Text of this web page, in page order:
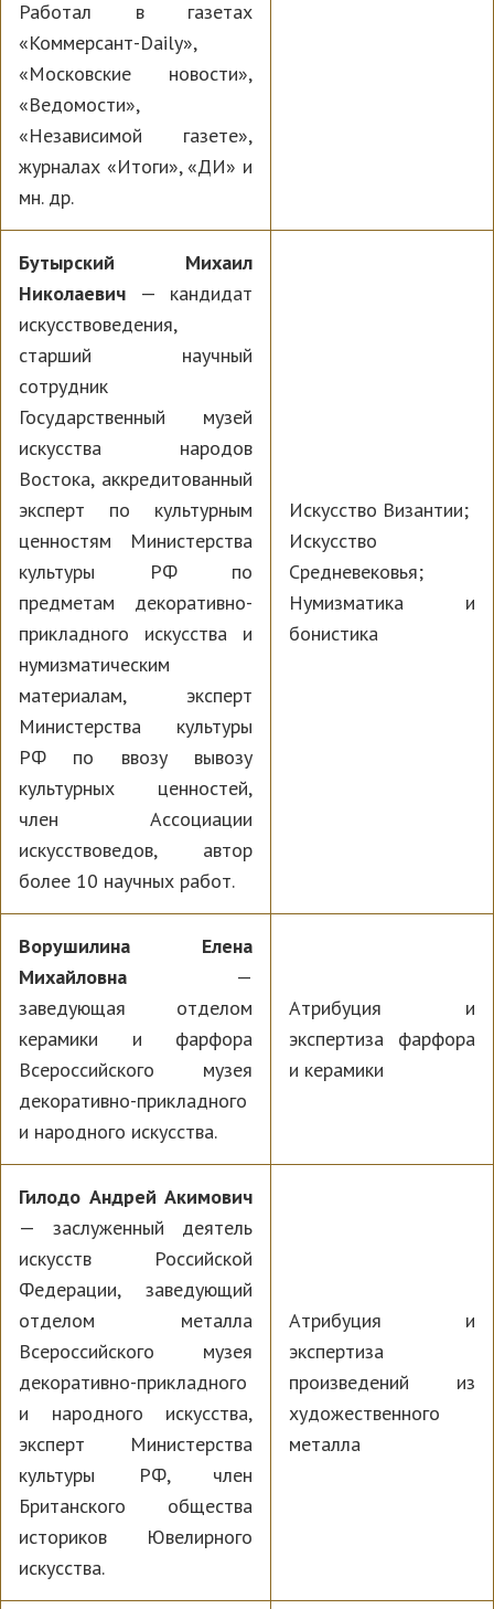
Работал в газетах
«Коммерсант-Daily»,
«Московские новости»,
«Ведомости»,
«Независимой газете»,
журналах «Итоги», «ДИ» и
мн. др.
Бутырский Михаил
Николаевич — кандидат
искусствоведения,
старший научный
сотрудник
Государственный музей
искусства народов
Востока, аккредитованный
эксперт по культурным
ценностям Министерства
культуры РФ по
предметам декоративно-
прикладного искусства и
нумизматическим
материалам, эксперт
Министерства культуры
РФ по ввозу вывозу
культурных ценностей,
член Ассоциации
искусствоведов, автор
более 10 научных работ.
Искусство Византии;
Искусство
Средневековья;
Нумизматика и
бонистика
Ворушилина Елена
Михайловна —
заведующая отделом
керамики и фарфора
Всероссийского музея
декоративно-прикладного
и народного искусства.
Атрибуция и
экспертиза фарфора
и керамики
Гилодо Андрей Акимович
— заслуженный деятель
искусств Российской
Федерации, заведующий
отделом металла
Всероссийского музея
декоративно-прикладного
и народного искусства,
эксперт Министерства
культуры РФ, член
Британского общества
историков Ювелирного
искусства.
Атрибуция и
экспертиза
произведений из
художественного
металла